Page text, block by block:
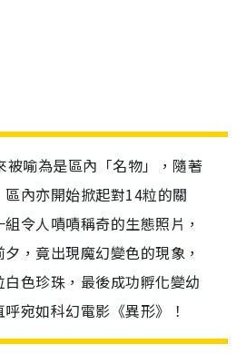
被喻為是區內「名物」，隨著
內亦開始掀起對14粒的關
令人嘖嘖稱奇的生態照片，
，竟出現魔幻變色的現象，
色珍珠，最後成功孵化變幼
宛如科幻電影《異形》！